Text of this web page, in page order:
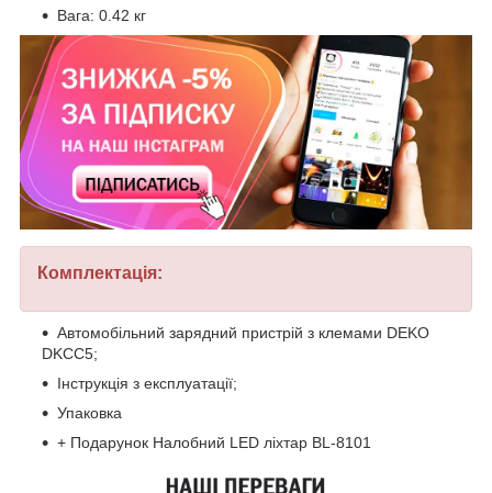
Вага: 0.42 кг
Комплектація:
Автомобільний зарядний пристрій з клемами DEKO
DKCC5;
Інструкція з експлуатації;
Упаковка
+ Подарунок Налобний LED ліхтар BL-8101